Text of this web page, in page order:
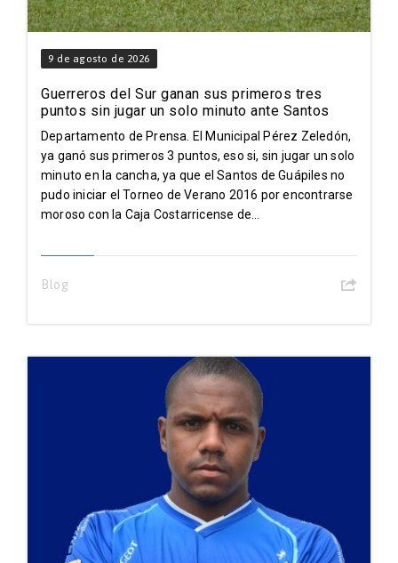
9 de agosto de 2026
Guerreros del Sur ganan sus primeros tres
puntos sin jugar un solo minuto ante Santos
Departamento de Prensa. El Municipal Pérez Zeledón,
ya ganó sus primeros 3 puntos, eso si, sin jugar un solo
minuto en la cancha, ya que el Santos de Guápiles no
pudo iniciar el Torneo de Verano 2016 por encontrarse
moroso con la Caja Costarricense de...
Blog